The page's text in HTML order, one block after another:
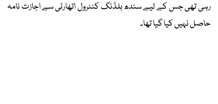
رہی تھی جس کے لیے سندھ بلڈنگ کنٹرول اتھارٹی سے اجازت نامہ
حاصل نہیں کیا گیا تھا۔